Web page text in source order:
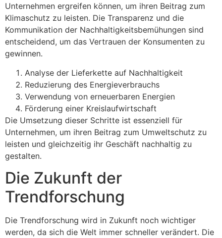
Unternehmen ergreifen können, um ihren Beitrag zum
Klimaschutz zu leisten. Die Transparenz und die
Kommunikation der Nachhaltigkeitsbemühungen sind
entscheidend, um das Vertrauen der Konsumenten zu
gewinnen.
Analyse der Lieferkette auf Nachhaltigkeit
Reduzierung des Energieverbrauchs
Verwendung von erneuerbaren Energien
Förderung einer Kreislaufwirtschaft
Die Umsetzung dieser Schritte ist essenziell für
Unternehmen, um ihren Beitrag zum Umweltschutz zu
leisten und gleichzeitig ihr Geschäft nachhaltig zu
gestalten.
Die Zukunft der
Trendforschung
Die Trendforschung wird in Zukunft noch wichtiger
werden, da sich die Welt immer schneller verändert. Die